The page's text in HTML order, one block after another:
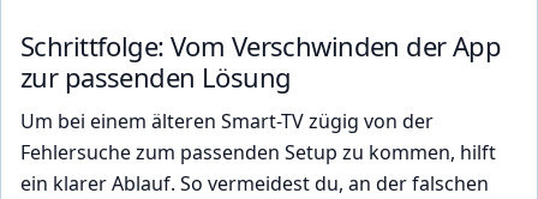
Schrittfolge: Vom Verschwinden der App
zur passenden Lösung
Um bei einem älteren Smart-TV zügig von der
Fehlersuche zum passenden Setup zu kommen, hilft
ein klarer Ablauf. So vermeidest du, an der falschen